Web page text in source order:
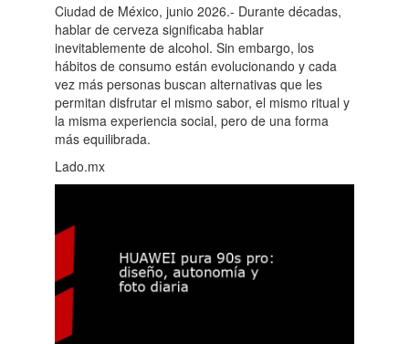
Ciudad de México, junio 2026.- Durante décadas,
hablar de cerveza significaba hablar
inevitablemente de alcohol. Sin embargo, los
hábitos de consumo están evolucionando y cada
vez más personas buscan alternativas que les
permitan disfrutar el mismo sabor, el mismo ritual y
la misma experiencia social, pero de una forma
más equilibrada.
Lado.mx